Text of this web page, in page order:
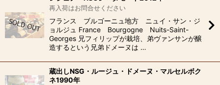
再入荷はお問合せください
フランス ブルゴーニュ地方 ニュイ・サン・ジ
ョルジュ France Bourgogne Nuits-Saint-
Georges 兄フィリップが栽培、弟ヴァンサンが醸
造するという兄弟ドメーヌは …
蔵出しNSG・ルージュ・ドメーヌ・マルセルボク
ネ1990年